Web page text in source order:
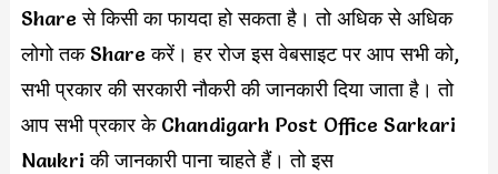
Share से किसी का फायदा हो सकता है। तो अधिक से अधिक
लोगो तक Share करें। हर रोज इस वेबसाइट पर आप सभी को,
सभी प्रकार की सरकारी नौकरी की जानकारी दिया जाता है। तो
आप सभी प्रकार के Chandigarh Post Office Sarkari
Naukri की जानकारी पाना चाहते हैं। तो इस